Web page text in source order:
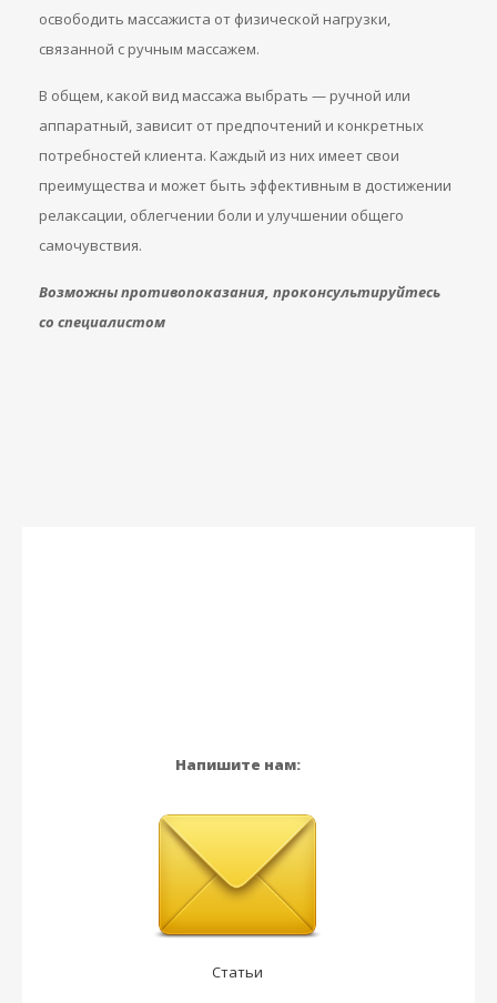
освободить массажиста от физической нагрузки,
связанной с ручным массажем.
В общем, какой вид массажа выбрать — ручной или
аппаратный, зависит от предпочтений и конкретных
потребностей клиента. Каждый из них имеет свои
преимущества и может быть эффективным в достижении
релаксации, облегчении боли и улучшении общего
самочувствия.
Возможны противопоказания, проконсультируйтесь
со специалистом
Напишите нам:
Статьи